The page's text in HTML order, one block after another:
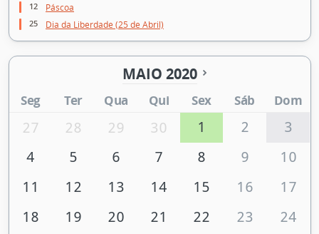
12 Páscoa
25 Dia da Liberdade (25 de Abril)
MAIO 2020
Seg Ter Qua Qui Sex Sáb Dom
27 28 29 30 1 2
3
4
5 6 7 8 9
10
11
12 13 14 15 16
17
18
19 20 21 22 23
24